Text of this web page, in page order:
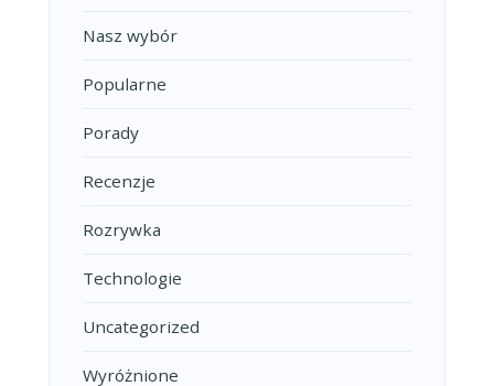
Nasz wybór
Popularne
Porady
Recenzje
Rozrywka
Technologie
Uncategorized
Wyróżnione